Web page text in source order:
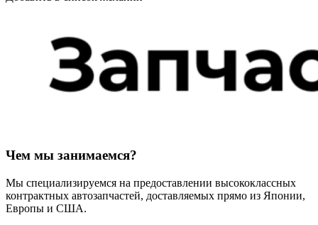
Чем мы занимаемся?
Мы специализируемся на предоставлении высококлассных
контрактных автозапчастей, доставляемых прямо из Японии,
Европы и США.